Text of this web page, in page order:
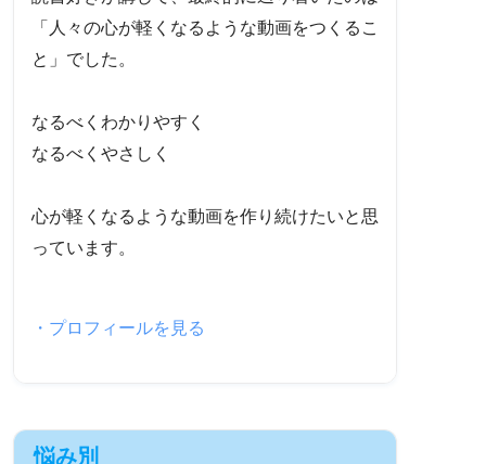
「人々の心が軽くなるような動画をつくるこ
と」でした。
なるべくわかりやすく
なるべくやさしく
心が軽くなるような動画を作り続けたいと思
っています。
・プロフィールを見る
悩み別